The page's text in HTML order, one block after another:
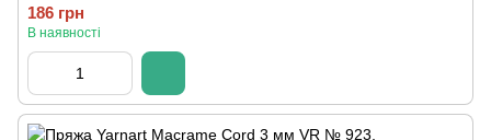
186 грн
В наявності